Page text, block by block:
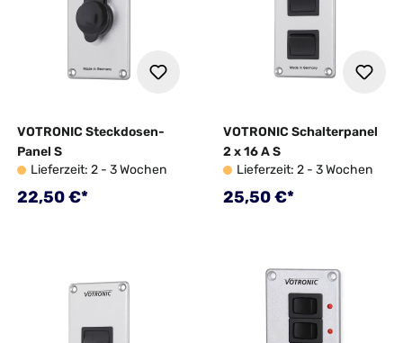
VOTRONIC Steckdosen-
Panel S
Lieferzeit: 2 - 3 Wochen
Regulärer Preis:
22,50 €*
VOTRONIC Schalterpanel
2 x 16 A S
Lieferzeit: 2 - 3 Wochen
Regulärer Preis:
25,50 €*